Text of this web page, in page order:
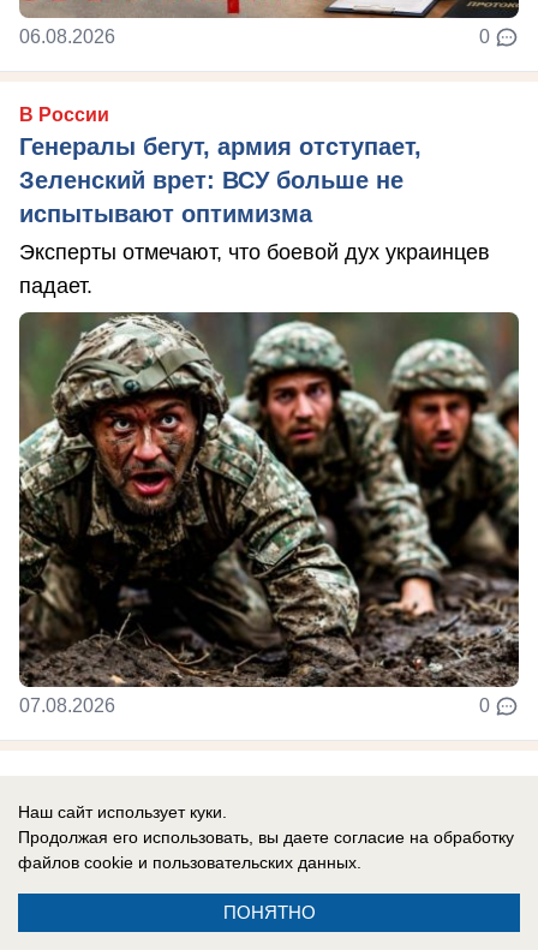
06.08.2026 0
В России
Генералы бегут, армия отступает,
Зеленский врет: ВСУ больше не
испытывают оптимизма
Эксперты отмечают, что боевой дух украинцев
падает.
07.08.2026 0
Новости СМИ2
Наш сайт использует куки.
Продолжая его использовать, вы даете согласие на обработку
файлов cookie и пользовательских данных.
ПОНЯТНО